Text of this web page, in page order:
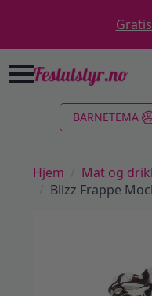
BARNETEMA
Hjem Mat og
Blizz Frappe